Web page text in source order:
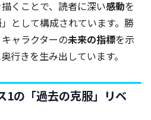
くことで、読者に深い感動を
」として構成されています。勝
ャラクターの未来の指標を示
行きを生み出しています。
の「過去の克服」リベ